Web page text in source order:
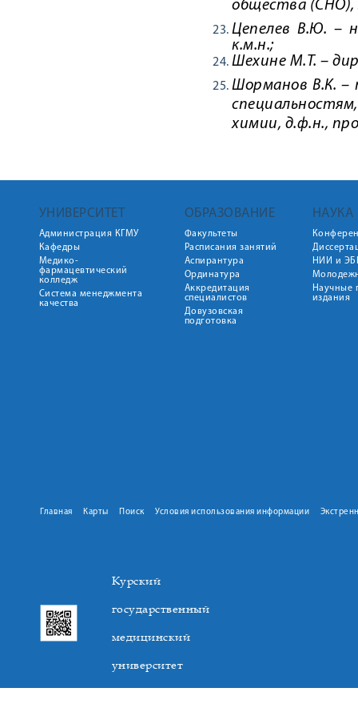
общества (СНО),
Цепелев В.Ю. –
к.м.н.;
Шехине М.Т. –
Шорманов В.К. –
специальностям
химии, д.ф.н.,
УНИВЕРСИТЕТ
Администрация КГМУ
Кафедры
Медико-
фармацевтический
колледж
Система менеджмента
качества
ОБРАЗОВАНИЕ
Факультеты
Расписания занятий
Аспирантура
Ординатура
Аккредитация
специалистов
Довузовская
подготовка
НАУКА
НИИ и
Научные
издания
Главная Карты Поиск Условия использования информации
Курский
государственный
медицинский
университет